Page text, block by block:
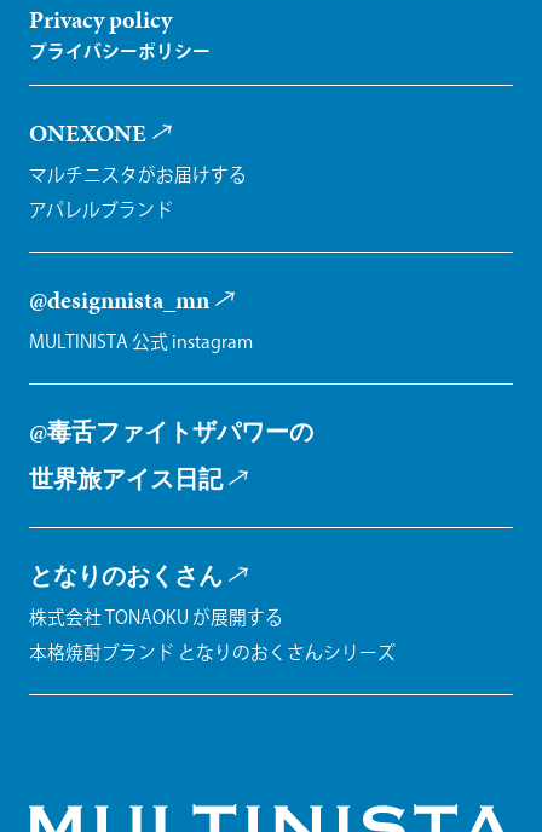
Privacy policy
ONEXONE
マルチニスタがお届けする
アパレルブランド
@designnista_mn
MULTINISTA 公式 instagram
@毒舌ファイトザパワーの
世界旅アイス日記
となりのおくさん
株式会社 TONAOKU が展開する
本格焼酎ブランド となりのおくさんシリーズ